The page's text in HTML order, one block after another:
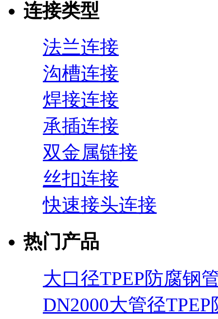
连接类型
法兰连接
沟槽连接
焊接连接
承插连接
双金属链接
丝扣连接
快速接头连接
热门产品
大口径TPEP防腐钢
DN2000大管径